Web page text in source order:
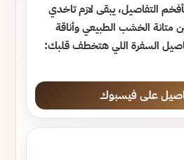
التفاصيل، يبقى لازم تاخدي
الخشب الطبيعي وأناقة
السفرة اللي هتخطف قلبك:
على فيسبوك